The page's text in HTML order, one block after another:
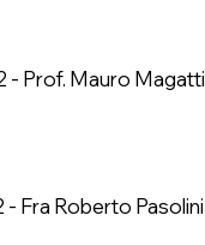
Prof. Mauro Magatti
Fra Roberto Pasolini